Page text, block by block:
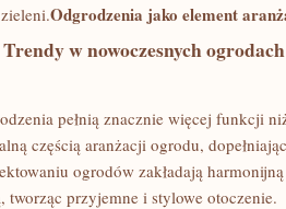
Odgrodzenia ​jako element
w nowoczesnych ogrodach
pełnią znacznie więcej funkcji
⁤częścią aranżacji ogrodu,
ogrodów zakładają
tworząc przyjemne i stylowe otoczenie.